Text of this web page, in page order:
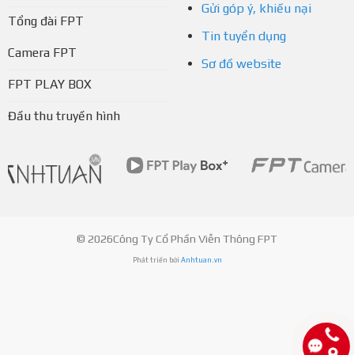
Tổng đài FPT
Camera FPT
FPT PLAY BOX
Đầu thu truyền hình
Gửi góp ý, khiếu nại
Tin tuyển dụng
Sơ đồ website
© 2026Công Ty Cổ Phần Viễn Thông FPT
Phát triển bởi Anhtuan.vn